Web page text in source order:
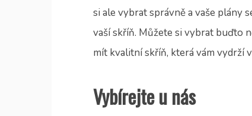
si ale vybrat správně a vaše plány
vaší skříň. Můžete si vybrat buďto
mít kvalitní skříň, která vám vydrží
Vybírejte u nás